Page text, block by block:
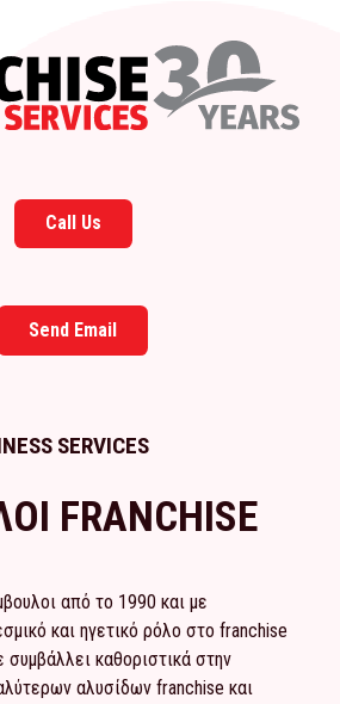
Call Us
Send Email
SERVICES
FRANCHISE
από το 1990 και με
και ηγετικό ρόλο στο franchise
καθοριστικά στην
αλυσίδων franchise και